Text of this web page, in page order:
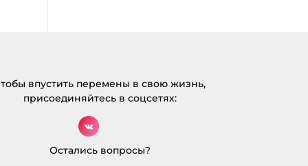
впустить перемены в свою жизнь,
присоединяйтесь в соцсетях:
Остались вопросы?